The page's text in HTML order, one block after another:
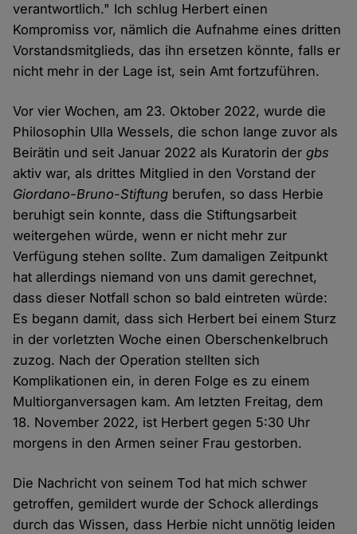
verantwortlich." Ich schlug Herbert einen
Kompromiss vor, nämlich die Aufnahme eines dritten
Vorstandsmitglieds, das ihn ersetzen könnte, falls er
nicht mehr in der Lage ist, sein Amt fortzuführen.
Vor vier Wochen, am 23. Oktober 2022, wurde die
Philosophin Ulla Wessels, die schon lange zuvor als
Beirätin und seit Januar 2022 als Kuratorin dergbs
aktiv war, als drittes Mitglied in den Vorstand der
Giordano-Bruno-Stiftung berufen, so dass Herbie
beruhigt sein konnte, dass die Stiftungsarbeit
weitergehen würde, wenn er nicht mehr zur
Verfügung stehen sollte. Zum damaligen Zeitpunkt
hat allerdings niemand von uns damit gerechnet,
dass dieser Notfall schon so bald eintreten würde:
Es begann damit, dass sich Herbert bei einem Sturz
in der vorletzten Woche einen Oberschenkelbruch
zuzog. Nach der Operation stellten sich
Komplikationen ein, in deren Folge es zu einem
Multiorganversagen kam. Am letzten Freitag, dem
18. November 2022, ist Herbert gegen 5:30 Uhr
morgens in den Armen seiner Frau gestorben.
Die Nachricht von seinem Tod hat mich schwer
getroffen, gemildert wurde der Schock allerdings
durch das Wissen, dass Herbie nicht unnötig leiden